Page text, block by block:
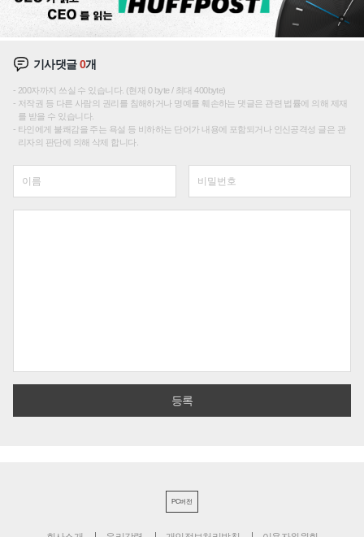
기사댓글0개
200자까지 쓰실 수 있습니다. (현재 0 byte / 최대 400byte)
저작권 등 다른 사람의 권리를 침해하거나 명예를 훼손하는 댓글은 관련 법률에 의해 제재
를 받을 수 있습니다.
타인에게 불쾌감을 주는 욕설 등 비하하는 단어가 내용에 포함되거나 인신공격성 글은 관
리자의 판단에 의해 삭제 합니다.
PC버전